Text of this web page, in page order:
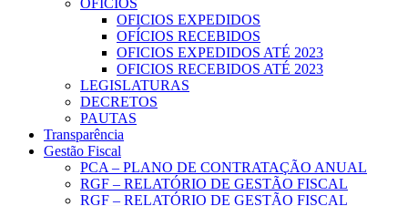
OFICIOS
OFICIOS EXPEDIDOS
OFÍCIOS RECEBIDOS
OFICIOS EXPEDIDOS ATÉ 2023
OFICIOS RECEBIDOS ATÉ 2023
LEGISLATURAS
DECRETOS
PAUTAS
Transparência
Gestão Fiscal
PCA – PLANO DE CONTRATAÇÃO ANUAL
RGF – RELATÓRIO DE GESTÃO FISCAL
RGF – RELATÓRIO DE GESTÃO FISCAL